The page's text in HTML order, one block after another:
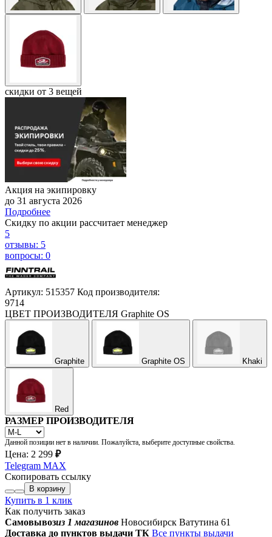
скидки от 3 вещей
Акция на экипировку
до 31 августа 2026
Подробнее
Скидку по акции рассчитает менеджер
5
отзывы: 5
вопросы: 0
Артикул: 515357 Код производителя:
9714
ЦВЕТ ПРОИЗВОДИТЕЛЯ Graphite OS
Graphite Graphite OS Khaki
Red
РАЗМЕР ПРОИЗВОДИТЕЛЯ
Данной позиции нет в наличии. Пожалуйста, выберите доступные свойства.
Цена: 2 299 ₽
Telegram MAX
Скопировать ссылку
В корзину
Купить в 1 клик
Как получить заказ
Самовывозиз 1 магазинов Новосибирск Ватутина 61
Доставка до пунктов выдачи ТК Все пункты выдачи